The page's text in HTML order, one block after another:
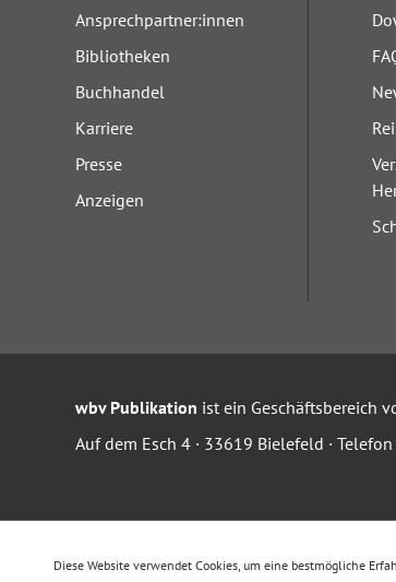
Ansprechpartner:innen
Bibliotheken
Buchhandel
Karriere
Presse
Anzeigen
wbv Publikation ist ein Geschäftsbereich
Auf dem Esch 4 · 33619 Bielefeld · Telefon
Diese Website verwendet Cookies, um eine bestmögliche